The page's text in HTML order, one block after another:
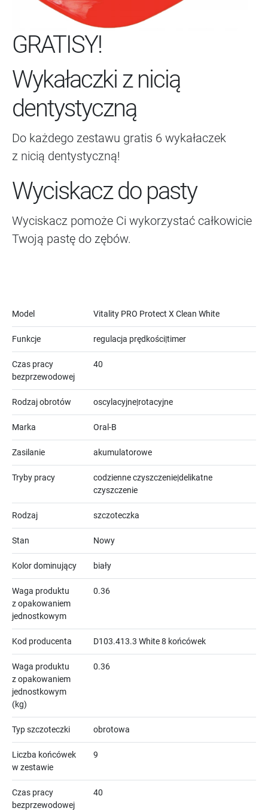
GRATISY!
Wykałaczki z nicią
dentystyczną
Do każdego zestawu gratis 6 wykałaczek
z nicią dentystyczną!
Wyciskacz do pasty
Wyciskacz pomoże Ci wykorzystać całkowicie
Twoją pastę do zębów.
Model Vitality PRO Protect X Clean White
Funkcje regulacja prędkości|timer
Czas pracy
bezprzewodowej
40
Rodzaj obrotów oscylacyjne|rotacyjne
Marka Oral-B
Zasilanie akumulatorowe
Tryby pracy
codzienne czyszczenie|delikatne
czyszczenie
Rodzaj szczoteczka
Stan Nowy
Kolor dominujący biały
Waga produktu
z opakowaniem
jednostkowym
0.36
Kod producenta D103.413.3 White 8 końcówek
Waga produktu
z opakowaniem
jednostkowym
(kg)
0.36
Typ szczoteczki obrotowa
Liczba końcówek
w zestawie
9
Czas pracy
bezprzewodowej
40